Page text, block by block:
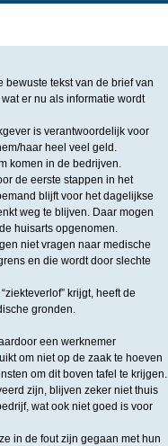
tekst van de brief van
er nu als informatie wordt
is verantwoordelijk voor
haar heel veel geld.
komen in de bedrijven.
de eerste stappen in het
blijft voor het dagelijkse
weg te blijven. Daar mogen
huisarts opgenomen.
niet vragen naar medische
en die wordt door slechte
krijgt, heeft de
gronden.
een werknemer
om niet op de zaak te hoeven
om dit boven tafel te krijgen.
zijn, blijven zeker niet thuis
wat ook niet goed is voor
in de fout zijn gegaan met hun